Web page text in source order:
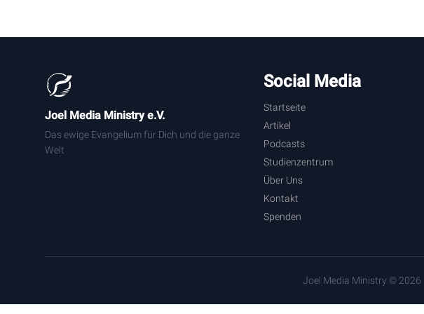
Joel Media Ministry e.V.
Das ewige Evangelium für Dich und die ganze
Welt
Social Media
Startseite
Artikel
Podcasts
Studienzentrum
Über Uns
Kontakt
Spenden
Joel Media Ministry © 2026